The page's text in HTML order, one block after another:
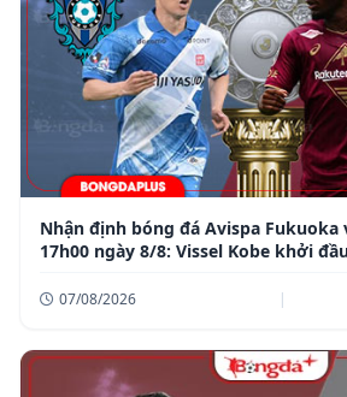
Nhận định bóng đá Avispa Fukuoka
17h00 ngày 8/8: Vissel Kobe khởi
07/08/2026 |